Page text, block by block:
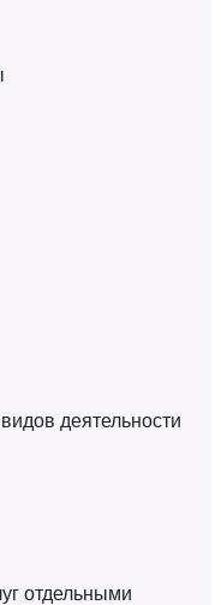
деятельности
отдельными